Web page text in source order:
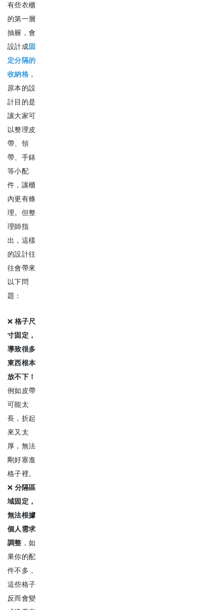
有些衣櫃
的第一層
抽屜，會
設計成固
定分隔的
收納格 ，
原本的設
計目的是
讓大家可
以整理皮
帶、領
帶、手錶
等小配
件，讓櫃
內更有條
理。但整
理師指
出，這樣
的設計往
往會帶來
以下問
題：
❌ 格子尺
寸固定，
導致很多
東西根本
放不下！
例如皮帶
可能太
長，折起
來又太
厚，無法
剛好塞進
格子裡。
❌ 分隔區
域固定，
無法根據
個人需求
調整 ，如
果你的配
件不多，
這些格子
反而會變